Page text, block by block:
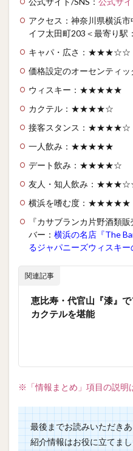
アクセス：神奈川県横浜
イフ太田町203＜最寄り駅
キャパ・広さ：★★★☆☆
価格設定のオーセンテ
ウィスキー：★★★★★
カクテル：★★★★☆
接客スタンス：★★★★☆
一人飲み：★★★★★
デート飲み：★★★★☆
友人・知人飲み：
横浜を嗜む度：★★★★★
『カサブランカ片野酒類
バー： 横浜の名店『The
るジャパニーズウィスキー
関連記事
恵比寿・代官山『漆』
カクテルを堪能
※「情報まとめ」項目の説明
最後までお読みいただき
紹介情報はお役に立てま